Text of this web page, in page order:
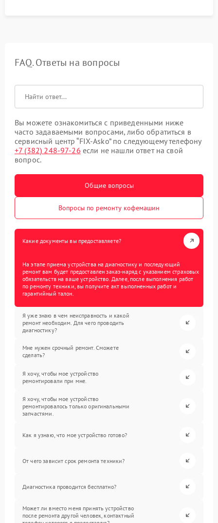
FAQ. Ответы на вопросы
Вы можете ознакомиться с приведенными ниже
часто задаваемыми вопросами, либо обратиться в
сервисный центр “FIX-Asko” по следующему телефону
+7 (382) 248-97-26 если не нашли ответ на свой
вопрос.
Общие вопросы
Вопросы по ремонту кофемашин
Какие документы вы предоставляете?
На этапе приема устройства на диагностику и последующий
ремонт вам будет предоставлен заказ-наряд с указанием страховых
обязательств на ваше устройство. Далее, после выполнения работ
по ремонту техники, вы получите акт выполненных работ и
гарантийный талон.
Я уже знаю в чем неисправность и какой
ремонт необходим. Для чего проводить
диагностику?
Мне нужен срочный ремонт. Сможете
сделать?
Я хочу, чтобы мое устройство
ремонтировали при мне.
Я хочу, чтобы мое устройство
ремонтировалось только оригинальными
запчастями.
Как я узнаю, что мое устройство готово?
От чего зависит срок ремонта техники?
Диагностика проводится бесплатно?
Может ли вместо меня принять устройство
после ремонта другой человек, контактный